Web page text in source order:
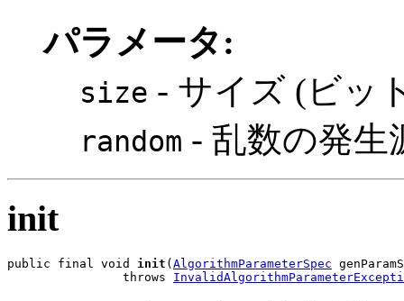
パラメータ:
size - サイズ (ビッ
random - 乱数の発生
init
public final void init ( AlgorithmParameterSpec
                throws